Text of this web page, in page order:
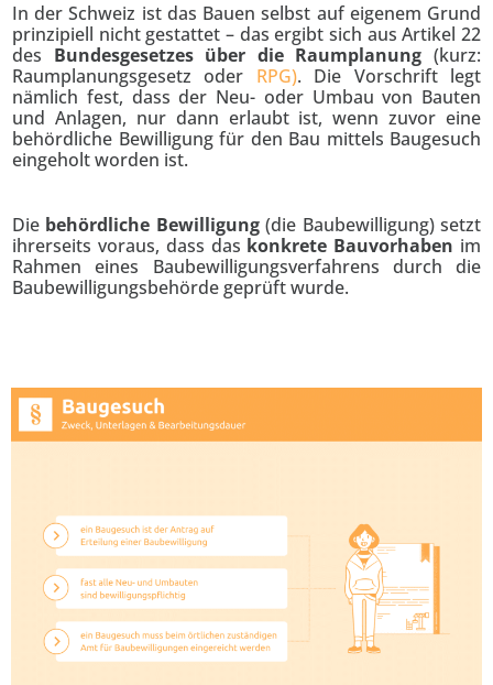
In der Schweiz ist das Bauen selbst auf eigenem Grund
prinzipiell nicht gestattet – das ergibt sich aus Artikel 22
des Bundesgesetzes über die Raumplanung (kurz:
Raumplanungsgesetz oder RPG). Die Vorschrift legt
nämlich fest, dass der Neu- oder Umbau von Bauten
und Anlagen, nur dann erlaubt ist, wenn zuvor eine
behördliche Bewilligung für den Bau mittels Baugesuch
eingeholt worden ist.
Die behördliche Bewilligung(die Baubewilligung) setzt
ihrerseits voraus, dass das konkrete Bauvorhaben im
Rahmen eines Baubewilligungsverfahrens durch die
Baubewilligungsbehörde geprüft wurde.